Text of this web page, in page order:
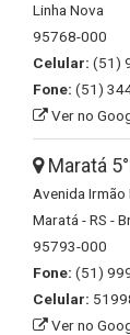
Linha Nova
95768-000
Celular: (51)
Fone: (51)
Ver no
Maratá
Avenida
Maratá - RS -
95793-000
Fone: (51)
Celular:
Ver no